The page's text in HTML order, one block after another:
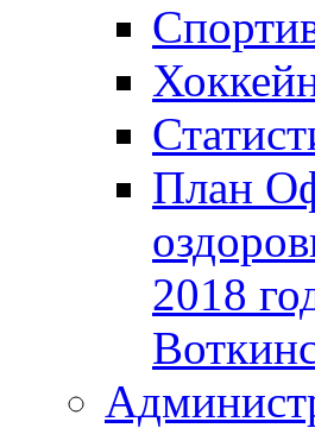
План
2018